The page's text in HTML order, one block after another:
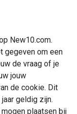
use-
privacy/
New10.com.
gegeven om een
de vraag of je
jouw
de cookie. Dit
geldig zijn.
plaatsen bij